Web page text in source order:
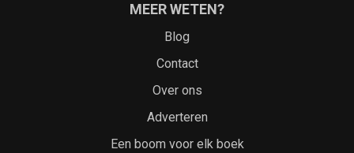
MEER WETEN?
Blog
Contact
Over ons
Adverteren
Een boom voor elk boek